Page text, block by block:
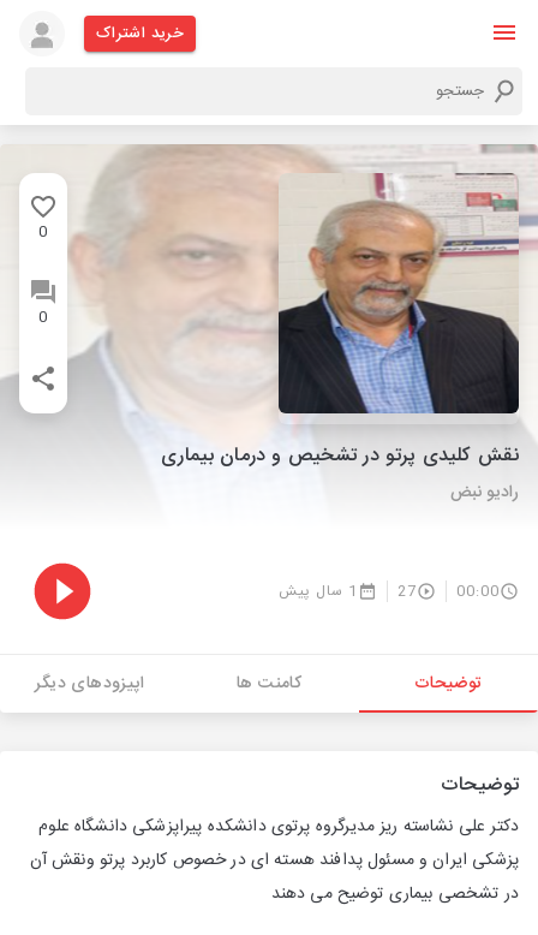
خرید اشتراک
0
0
نقش کلیدی پرتو در تشخیص و درمان بیماری
رادیو نبض
00:00
27 1 سال پیش
توضیحات کامنت ها اپیزودهای دیگر
توضیحات
دکتر علی نشاسته ریز مدیرگروه پرتوی دانشکده پیراپزشکی دانشگاه علوم
پزشکی ایران و مسئول پدافند هسته ای در خصوص کاربرد پرتو ونقش آن
در تشخصی بیماری توضیح می دهند